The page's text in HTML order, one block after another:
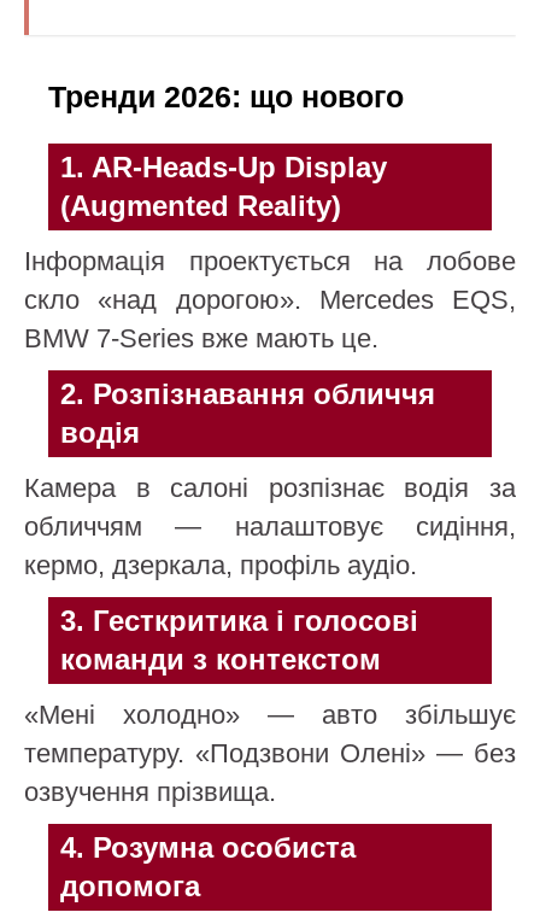
Тренди 2026: що нового
1. AR-Heads-Up Display
(Augmented Reality)
Інформація проектується на лобове
скло «над дорогою». Mercedes EQS,
BMW 7-Series вже мають це.
2. Розпізнавання обличчя
водія
Камера в салоні розпізнає водія за
обличчям — налаштовує сидіння,
кермо, дзеркала, профіль аудіо.
3. Гесткритика і голосові
команди з контекстом
«Мені холодно» — авто збільшує
температуру. «Подзвони Олені» — без
озвучення прізвища.
4. Розумна особиста
допомога